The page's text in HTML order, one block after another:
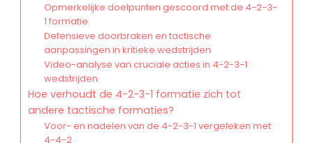
Opmerkelijke doelpunten gescoord met de 4-2-3-
1 formatie
Defensieve doorbraken en tactische
aanpassingen in kritieke wedstrijden
Video-analyse van cruciale acties in 4-2-3-1
wedstrijden
Hoe verhoudt de 4-2-3-1 formatie zich tot
andere tactische formaties?
Voor- en nadelen van de 4-2-3-1 vergeleken met
4-4-2